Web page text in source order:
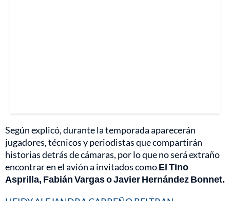
Según explicó, durante la temporada aparecerán
jugadores, técnicos y periodistas que compartirán
historias detrás de cámaras, por lo que no será extraño
encontrar en el avión a invitados comoEl Tino
Asprilla, Fabián Vargas o Javier Hernández Bonnet.